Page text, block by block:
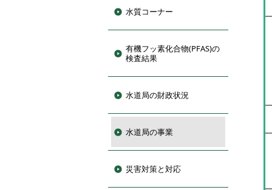
水質コーナー
有機フッ素化合物(PFAS)の
検査結果
水道局の財政状況
水道局の事業
災害対策と対応